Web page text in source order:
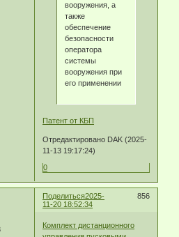
вооружения, а
также
обеспечение
безопасности
оператора
системы
вооружения при
его применении
Патент от КБП
Отредактировано DAK (2025-
11-13 19:17:24)
0
Поделиться 856
2025-
11-20 18:52:34
Комплект дистанционного